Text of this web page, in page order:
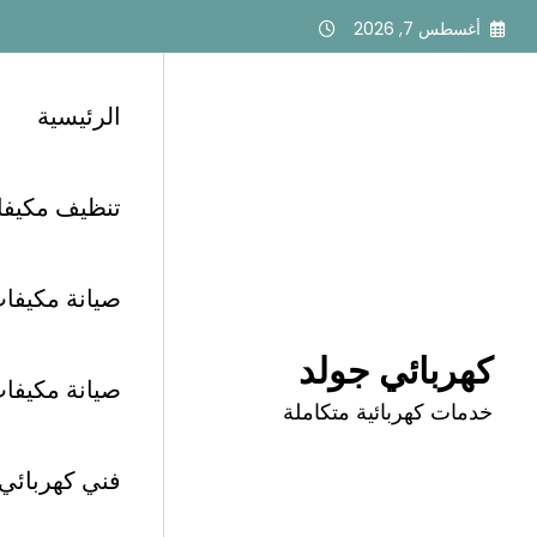
التجاوز
أغسطس 7, 2026
كهربائي جولد
خدمات كهربائية متكاملة
الرئيسية
تنظيف مكيفات
صيانة
صيانة مكيفات
فني كهربائي
وسم: كهربائي